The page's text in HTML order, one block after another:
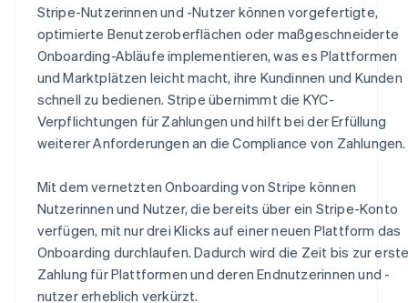
Stripe-Nutzerinnen und -Nutzer können vorgefertigte,
optimierte Benutzeroberflächen oder maßgeschneiderte
Onboarding-Abläufe implementieren, was es Plattformen
und Marktplätzen leicht macht, ihre Kundinnen und Kunden
schnell zu bedienen. Stripe übernimmt die KYC-
Verpflichtungen für Zahlungen und hilft bei der Erfüllung
weiterer Anforderungen an die Compliance von Zahlungen.
Mit dem vernetzten Onboarding von Stripe können
Nutzerinnen und Nutzer, die bereits über ein Stripe-Konto
verfügen, mit nur drei Klicks auf einer neuen Plattform das
Onboarding durchlaufen. Dadurch wird die Zeit bis zur
Zahlung für Plattformen und deren Endnutzerinnen und -
nutzer erheblich verkürzt.